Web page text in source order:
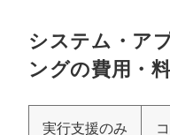
システム・ア
ングの費用・
実行支援のみ